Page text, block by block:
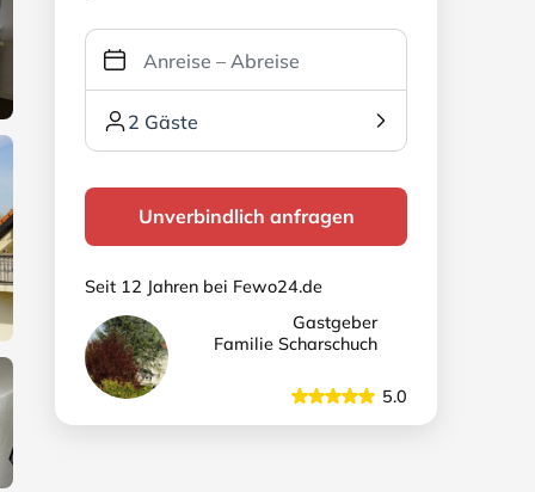
2 Gäste
Unverbindlich anfragen
Seit 12 Jahren bei Fewo24.de
Gastgeber
Familie Scharschuch
5.0